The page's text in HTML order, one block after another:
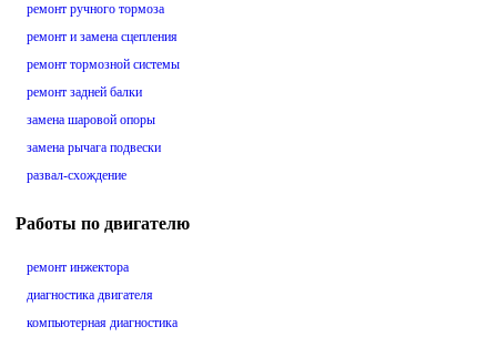
ремонт ручного тормоза
ремонт и замена сцепления
ремонт тормозной системы
ремонт задней балки
замена шаровой опоры
замена рычага подвески
развал-схождение
Работы по двигателю
ремонт инжектора
диагностика двигателя
компьютерная диагностика